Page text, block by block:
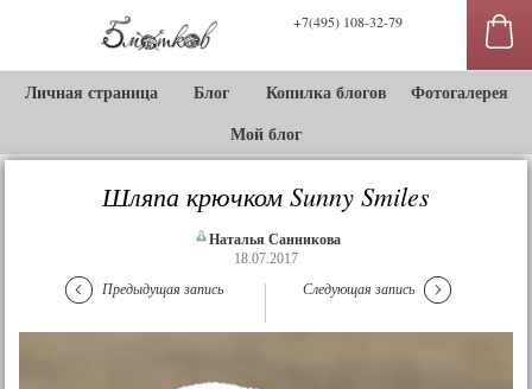
+7(495) 108-32-79
Личная страница Блог Копилка блогов
Фотогалерея
Мой блог
Шляпа крючком Sunny Smiles
Наталья Санникова
18.07.2017
Предыдущая запись Следующая запись